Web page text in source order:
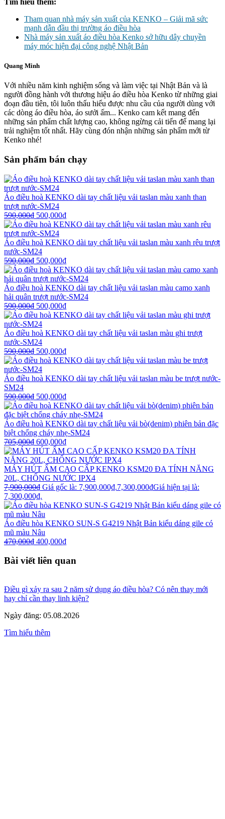
Tìm hiểu thêm:
Tham quan nhà máy sản xuất của KENKO – Giải mã sức
mạnh dẫn đầu thị trường áo điều hòa
Nhà máy sản xuất áo điều hòa Kenko sở hữu dây chuyền
máy móc hiện đại công nghệ Nhật Bản
Quang Minh
Với nhiều năm kinh nghiệm sống và làm việc tại Nhật Bản và là
người đồng hành với thương hiệu áo điều hòa Kenko từ những giai
đoạn đầu tiên, tôi luôn thấu hiểu được nhu cầu của người dùng với
các dòng áo điều hòa, áo sưởi ấm... Kenko cam kết mang đến
những sản phẩm chất lượng cao, không ngừng cải tiến để mang lại
trải nghiệm tốt nhất. Hãy cùng đón nhận những sản phẩm mới từ
Kenko nhé!
Sản phẩm bán chạy
Áo điều hoà KENKO dài tay chất liệu vải taslan màu xanh than
trượt nước-SM24
590,000₫ 500,000₫
Áo điều hoà KENKO dài tay chất liệu vải taslan màu xanh rêu trượt
nước-SM24
590,000₫ 500,000₫
Áo điều hoà KENKO dài tay chất liệu vải taslan màu camo xanh
hải quân trượt nước-SM24
590,000₫ 500,000₫
Áo điều hoà KENKO dài tay chất liệu vải taslan màu ghi trượt
nước-SM24
590,000₫ 500,000₫
Áo điều hoà KENKO dài tay chất liệu vải taslan màu be trượt nước-
SM24
590,000₫ 500,000₫
Áo điều hoà KENKO dài tay chất liệu vải bò(denim) phiên bản đặc
biệt chống cháy nhẹ-SM24
705,000₫ 600,000₫
MÁY HÚT ẨM CAO CẤP KENKO KSM20 ĐA TÍNH NĂNG
20L, CHỐNG NƯỚC IPX4
7,900,000₫ Giá gốc là: 7,900,000₫.7,300,000₫Giá hiện tại là:
7,300,000₫.
Áo điều hòa KENKO SUN-S G4219 Nhật Bản kiểu dáng gile có
mũ màu Nâu
470,000₫ 400,000₫
Bài viết liên quan
Điều gì xảy ra sau 2 năm sử dụng áo điều hòa? Có nên thay mới
hay chỉ cần thay linh kiện?
Ngày đăng: 05.08.2026
Tìm hiểu thêm